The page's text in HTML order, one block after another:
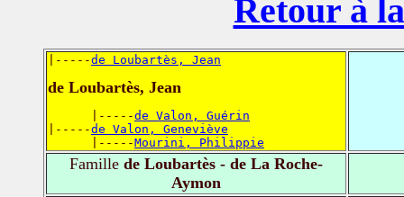
Retour à
|-----de Loubartès, Jean
de Loubartès, Jean
      |-----
de Valon, Guérin
|-----de Valon, Geneviève
      |-----
Mourini, Philippie
Famille de Loubartès - de La Roche-
Aymon